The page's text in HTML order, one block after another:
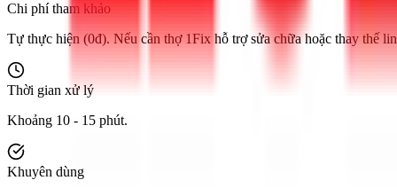
Chi phí tham khảo
Tự thực hiện (0đ). Nếu cần thợ 1Fix hỗ trợ sửa chữa hoặc thay thế
Thời gian xử lý
Khoảng 10 - 15 phút.
Khuyên dùng